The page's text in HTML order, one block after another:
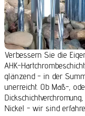
Verbessern Sie die
AHK-
glänzend - in der
unerreicht. Ob Maß-,
Nickel - wir sind